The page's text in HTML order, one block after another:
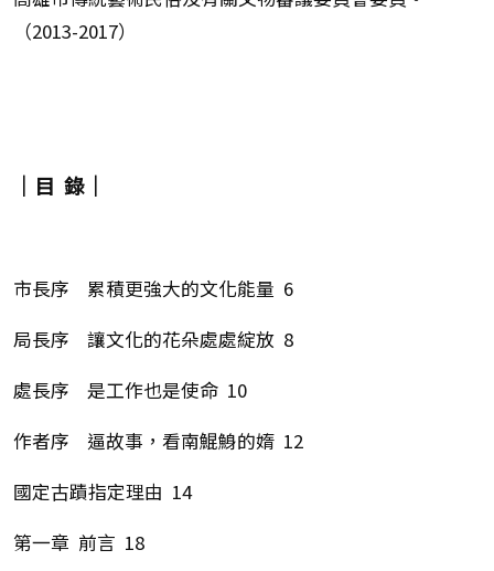
（2013-2017）
｜目 錄｜
市長序 累積更強大的文化能量 6
局長序 讓文化的花朵處處綻放 8
處長序 是工作也是使命 10
作者序 逼故事，看南鯤鯓的媠 12
國定古蹟指定理由 14
第一章 前言 18